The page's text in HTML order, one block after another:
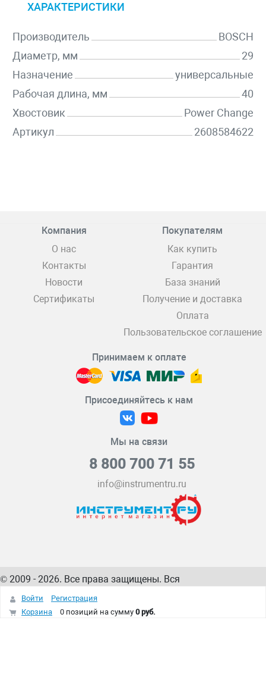
ХАРАКТЕРИСТИКИ
Производитель
BOSCH
Диаметр, мм
29
Назначение
универсальные
Рабочая длина, мм
40
Хвостовик
Power Change
Артикул
2608584622
Компания
О нас
Контакты
Новости
Сертификаты
Покупателям
Как купить
Гарантия
База знаний
Получение и доставка
Оплата
Пользовательское соглашение
Принимаем к оплате
Присоединяйтесь к нам
Мы на связи
8 800 700 71 55
info@instrumentru.ru
© 2009 - 2026. Все права защищены. Вся
информация на сайте – собственность
интернет-магазина
Войти
Регистрация
Корзина
0 позиций на сумму 0 руб.